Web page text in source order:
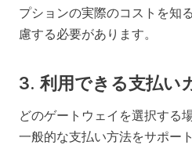
プションの実際のコストを知
慮する必要があります。
3. 利用できる支払い
どのゲートウェイを選択する
一般的な支払い方法をサポー